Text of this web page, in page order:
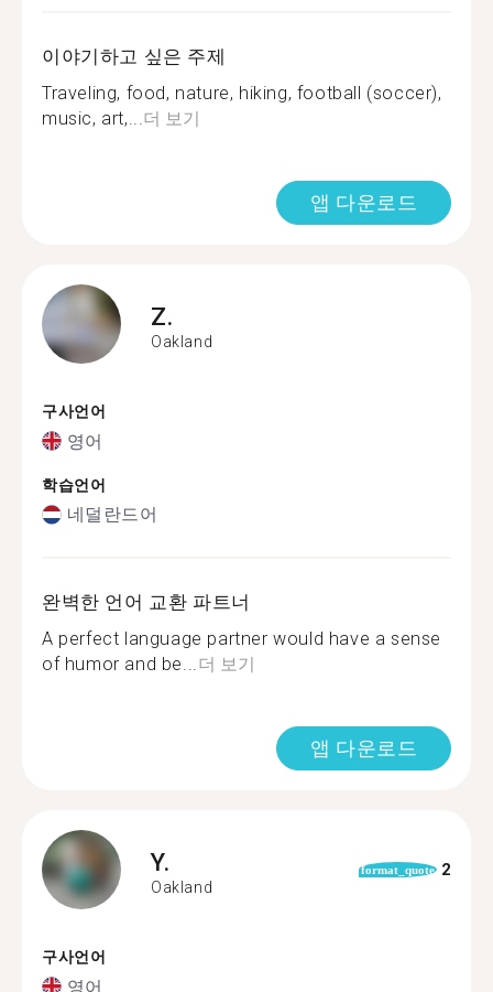
이야기하고 싶은 주제
Traveling, food, nature, hiking, football (soccer),
music, art,...더 보기
앱 다운로드
Z.
Oakland
구사언어
영어
학습언어
네덜란드어
완벽한 언어 교환 파트너
A perfect language partner would have a sense
of humor and be...더 보기
앱 다운로드
Y.
Oakland
format_quote 2
구사언어
영어